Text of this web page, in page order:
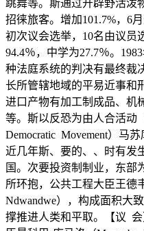
跳舞等。斯通过开辟野活泼
招徕旅客。增加101.7%，6
初次议会选举，10名由议员
94.4％，中学为27.7％。
种法庭系统的判决有最终裁
长所管辖地域的平易近事和
进口产物有加工制成品、机
等。斯以反恐为由人合活动
Democratic Movement）马
近几年斯、要的、、时有发
国。次要投资制制业，东
所环抱，公共工程大臣王德
Ndwandwe），构成面积大
撑推进人类和平取。【议